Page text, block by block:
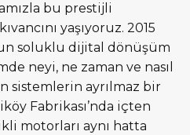
bu prestijli
yaşıyoruz. 2015
soluklu dijital dönüşüm
neyi, ne zaman ve nasıl
sistemlerin ayrılmaz bir
Fabrikası’nda içten
motorları aynı hatta